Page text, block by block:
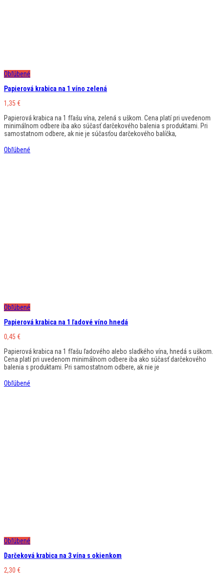
Obľúbené
Papierová krabica na 1 víno zelená
1,35 €
Papierová krabica na 1 fľašu vína, zelená s uškom. Cena platí pri uvedenom
minimálnom odbere iba ako súčasť darčekového balenia s produktami. Pri
samostatnom odbere, ak nie je súčasťou darčekového balíčka,
Obľúbené
Obľúbené
Papierová krabica na 1 ľadové víno hnedá
0,45 €
Papierová krabica na 1 fľašu ľadového alebo sladkého vína, hnedá s uškom.
Cena platí pri uvedenom minimálnom odbere iba ako súčasť darčekového
balenia s produktami. Pri samostatnom odbere, ak nie je
Obľúbené
Obľúbené
Darčeková krabica na 3 vína s okienkom
2,30 €